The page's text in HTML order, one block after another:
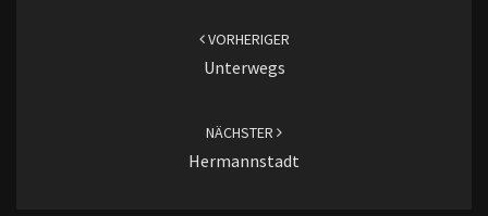
VORHERIGER
Unterwegs
NÄCHSTER
Hermannstadt